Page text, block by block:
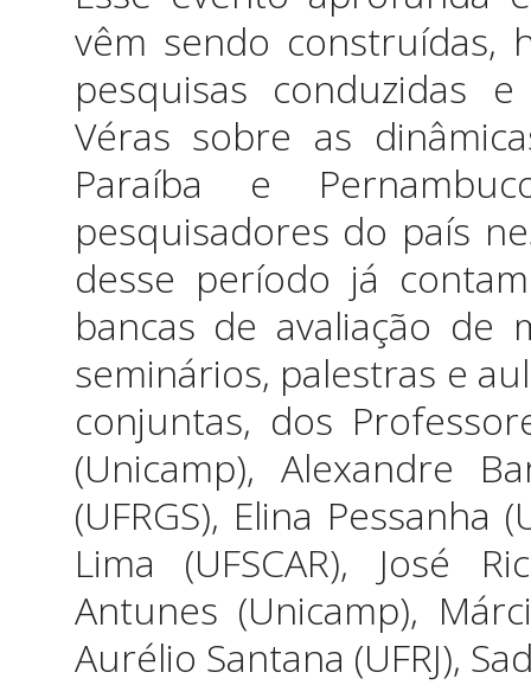
vêm sendo construídas,
pesquisas conduzidas
Véras sobre as
Paraíba e
pesquisadores do país
desse período já
bancas de avaliação de
seminários, palestras e
conjuntas, dos
(Unicamp), Alexandre
(UFRGS), Elina Pessanha
Lima (UFSCAR), José
Antunes (Unicamp),
Aurélio Santana (UFRJ),